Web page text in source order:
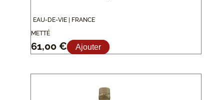
EAU-DE-VIE | FRANCE
METTÉ
61,00 € Ajouter